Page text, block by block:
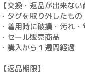
【交換・返品が出来ない
・タグを取り外したもの
・着用時に破損・汚れ
・セール販売商品
・購入から１週間経過
【返品期限】